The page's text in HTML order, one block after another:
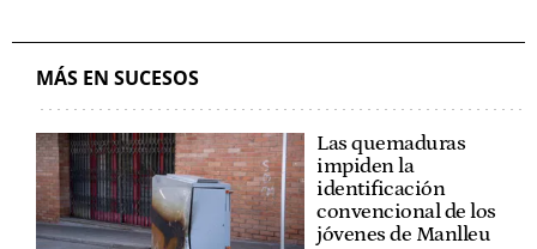
MÁS EN SUCESOS
Las quemaduras
impiden la
identificación
convencional de los
jóvenes de Manlleu